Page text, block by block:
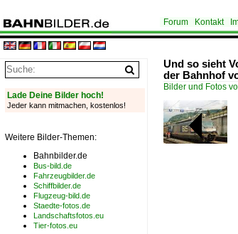
Forum Kontakt
Und so sieht
der Bahnhof
Bilder und Fotos
Lade Deine Bilder hoch!
Jeder kann mitmachen, kostenlos!
Weitere Bilder-Themen:
Bahnbilder.de
Bus-bild.de
Fahrzeugbilder.de
Schiffbilder.de
Flugzeug-bild.de
Staedte-fotos.de
Landschaftsfotos.eu
Tier-fotos.eu